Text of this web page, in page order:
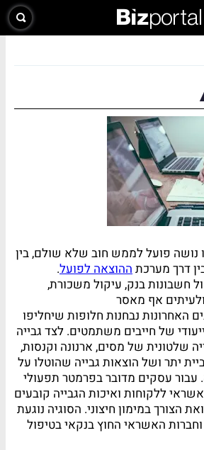
נושה פועל לממש חוב שלא שולם, בין
דרך מערכתההוצאה לפועל.
חשבונות בנק, עיקול משכורת,
ולעיתים אף מאסר
האחרונות נבחנות חלופות שיחליפו
של חייבים משתמטים. לצד גבייה
שלטונית של מסים, ארנונה וקנסות,
יתר ושל הוצאות גבייה שהוטלו על
עסקים מדובר בפרמטר תפעולי
ללקוחות ואיכות הגבייה קובעים
הצורך במימון חיצוני. הסוגיה נוגעת
וחברות האשראי החוץ בנקאי בטיפול